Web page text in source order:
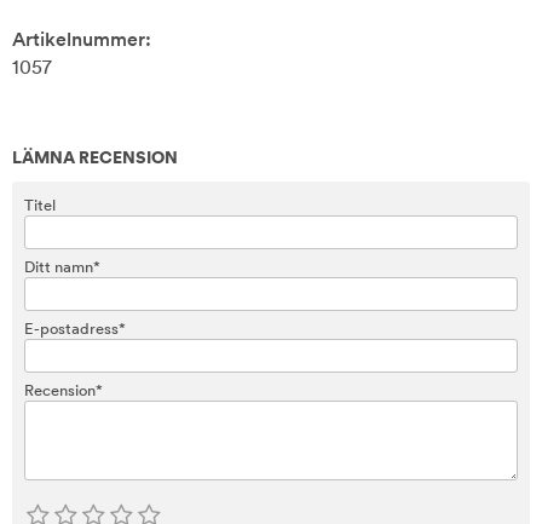
Artikelnummer:
1057
LÄMNA RECENSION
Titel
Ditt namn*
E-postadress*
Recension*